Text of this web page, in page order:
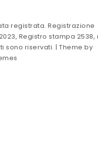
registrata. Registrazione
Registro stampa 2538,
sono riservati. | Theme by